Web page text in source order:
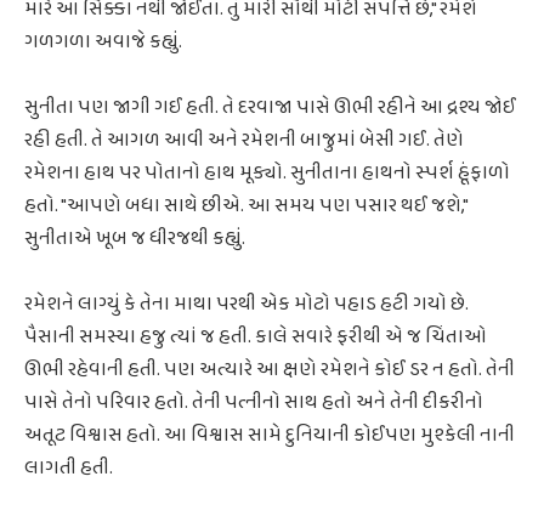
મારે આ સિક્કા નથી જોઈતા. તું મારી સૌથી મોટી સંપત્તિ છે," રમેશે
ગળગળા અવાજે કહ્યું.
સુનીતા પણ જાગી ગઈ હતી. તે દરવાજા પાસે ઊભી રહીને આ દ્રશ્ય જોઈ
રહી હતી. તે આગળ આવી અને રમેશની બાજુમાં બેસી ગઈ. તેણે
રમેશના હાથ પર પોતાનો હાથ મૂક્યો. સુનીતાના હાથનો સ્પર્શ હૂંફાળો
હતો. "આપણે બધા સાથે છીએ. આ સમય પણ પસાર થઈ જશે,"
સુનીતાએ ખૂબ જ ધીરજથી કહ્યું.
રમેશને લાગ્યું કે તેના માથા પરથી એક મોટો પહાડ હટી ગયો છે.
પૈસાની સમસ્યા હજુ ત્યાં જ હતી. કાલે સવારે ફરીથી એ જ ચિંતાઓ
ઊભી રહેવાની હતી. પણ અત્યારે આ ક્ષણે રમેશને કોઈ ડર ન હતો. તેની
પાસે તેનો પરિવાર હતો. તેની પત્નીનો સાથ હતો અને તેની દીકરીનો
અતૂટ વિશ્વાસ હતો. આ વિશ્વાસ સામે દુનિયાની કોઈપણ મુશ્કેલી નાની
લાગતી હતી.